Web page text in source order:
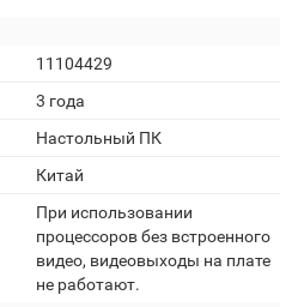
11104429
3 года
Настольный ПК
Китай
При использовании
процессоров без встроенного
видео, видеовыходы на плате
не работают.